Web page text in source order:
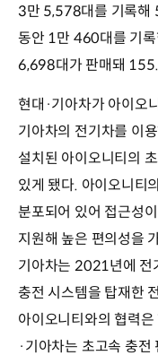
3만 5,578대를 기록해
동안 1만 460대를 기
6,698대가 판매돼
현대·기아차가 아이오
기아차의 전기차를 이
설치된 아이오니티의
있게 됐다. 아이오니티
분포되어 있어 접근성
지원해 높은 편의성을
기아차는 2021년에 전
충전 시스템을 탑재한
아이오니티와의 협력
·기아차는 초고속 충